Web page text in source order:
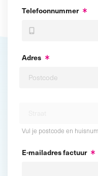
Telefoonnummer
Adres
Vul je postcode en
E-mailadres factuur